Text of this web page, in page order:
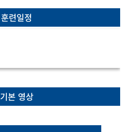
훈련일정
기본 영상